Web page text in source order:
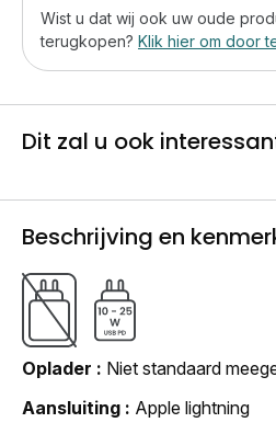
Wist u dat wij ook uw oude
terugkopen? Klik hier om door
Dit zal u ook
Beschrijving en
Oplader
Niet standaard
Aansluiting
Apple lightning